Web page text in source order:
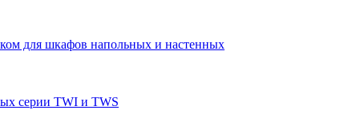
для шкафов напольных и настенных
серии TWI и TWS